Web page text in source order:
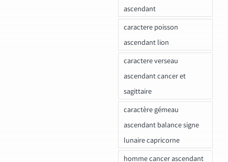
ascendant
caractere poisson
ascendant lion
caractere verseau
ascendant cancer et
sagittaire
caractère gémeau
ascendant balance signe
lunaire capricorne
homme cancer ascendant